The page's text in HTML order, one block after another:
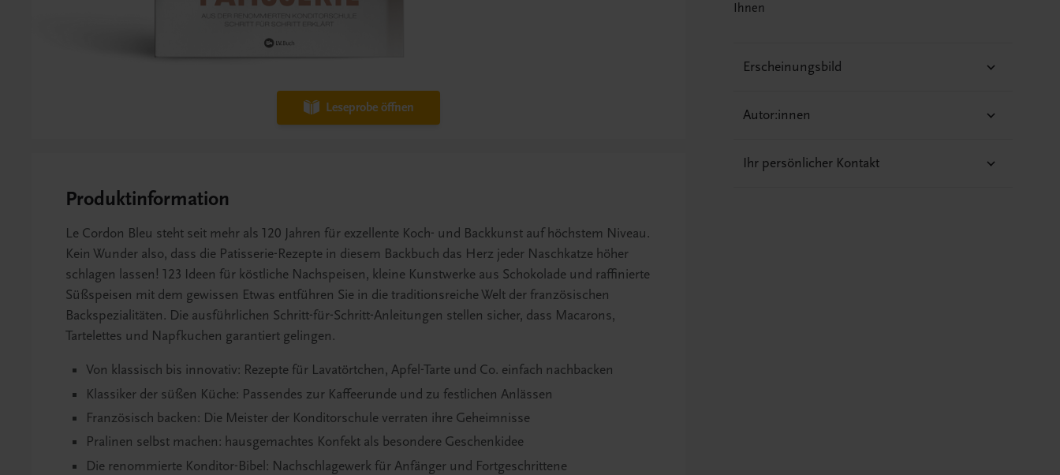
Leseprobe öffnen
Ihnen
Erscheinungsbild
Autor:innen
Ihr persönlicher Kontakt
Produktinformation
Le Cordon Bleu steht seit mehr als 120 Jahren für exzellente Koch- und Backkunst auf höchstem Niveau.
Kein Wunder also, dass die Patisserie-Rezepte in diesem Backbuch das Herz jeder Naschkatze höher
schlagen lassen! 123 Ideen für köstliche Nachspeisen, kleine Kunstwerke aus Schokolade und raffinierte
Süßspeisen mit dem gewissen Etwas entführen Sie in die traditionsreiche Welt der französischen
Backspezialitäten. Die ausführlichen Schritt-für-Schritt-Anleitungen stellen sicher, dass Macarons,
Tartelettes und Napfkuchen garantiert gelingen.
Von klassisch bis innovativ: Rezepte für Lavatörtchen, Apfel-Tarte und Co. einfach nachbacken
Klassiker der süßen Küche: Passendes zur Kaffeerunde und zu festlichen Anlässen
Französisch backen: Die Meister der Konditorschule verraten ihre Geheimnisse
Pralinen selbst machen: hausgemachtes Konfekt als besondere Geschenkidee
Die renommierte Konditor-Bibel: Nachschlagewerk für Anfänger und Fortgeschrittene